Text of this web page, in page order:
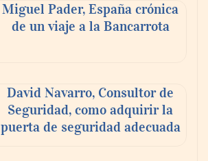
Miguel Pader, España crónica
de un viaje a la Bancarrota
David Navarro, Consultor de
Seguridad, como adquirir la
puerta de seguridad adecuada